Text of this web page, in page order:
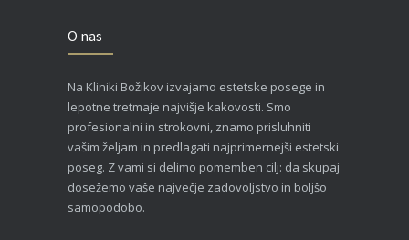
O nas
Na Kliniki Božikov izvajamo estetske posege in
lepotne tretmaje najvišje kakovosti. Smo
profesionalni in strokovni, znamo prisluhniti
vašim željam in predlagati najprimernejši estetski
poseg. Z vami si delimo pomemben cilj: da skupaj
dosežemo vaše največje zadovoljstvo in boljšo
samopodobo.